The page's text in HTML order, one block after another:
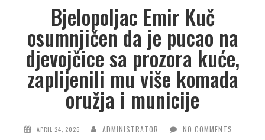
Bjelopoljac Emir Kuč
osumnjičen da je pucao na
djevojčice sa prozora kuće,
zaplijenili mu više komada
oružja i municije
APRIL 24, 2026 ADMINISTRATOR NO COMMENTS